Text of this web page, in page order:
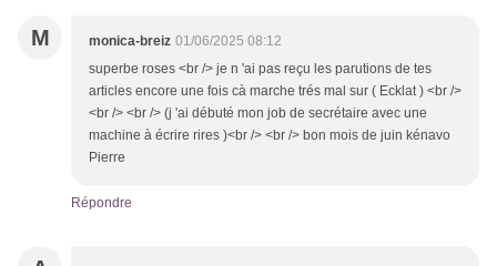
M monica-breiz 01/06/2025 08:12
superbe roses <br /> je n 'ai pas reçu les parutions de tes
articles encore une fois cà marche trés mal sur ( Ecklat ) <br />
<br /> <br /> (j 'ai débuté mon job de secrétaire avec une
machine à écrire rires )<br /> <br /> bon mois de juin kénavo
Pierre
Répondre